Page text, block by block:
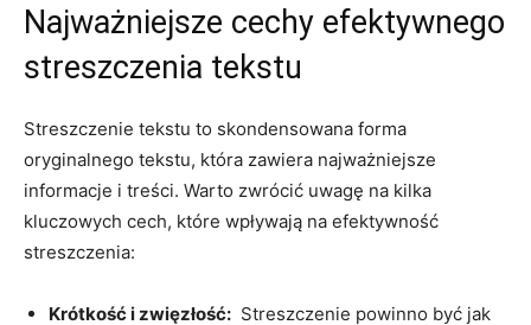
Najważniejsze cechy efektywnego
streszczenia⁢ tekstu
Streszczenie tekstu to skondensowana ‌forma⁣
oryginalnego tekstu, która zawiera najważniejsze
informacje i treści. Warto zwrócić uwagę na kilka
kluczowych cech, które wpływają na efektywność ​
streszczenia:
Krótkość ​i zwięzłość: ⁢ Streszczenie powinno być jak‍